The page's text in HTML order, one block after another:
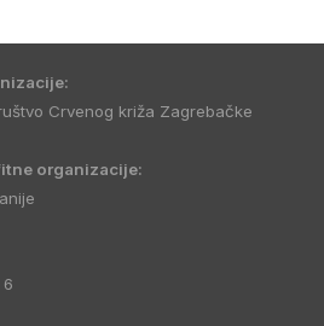
Crvenog križa Zagrebačke
organizacije: